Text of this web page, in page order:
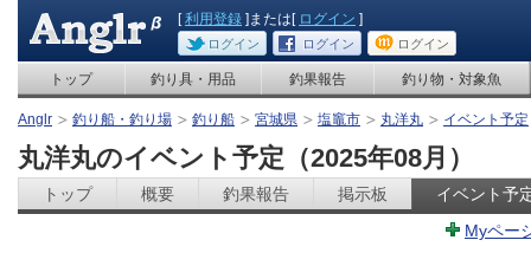
[利用登録 ]または[ ログイン ]
ログイン ログイン ログイン
トップ 釣り具・用品 釣果報告 釣り物・対象魚
Anglr 釣り船・釣り場 釣り船 宮城県 塩竈市 丸洋丸 イベント予定
丸洋丸のイベント予定（2025年08月）
トップ 概要 釣果報告 掲示板
イベント予
Myペー